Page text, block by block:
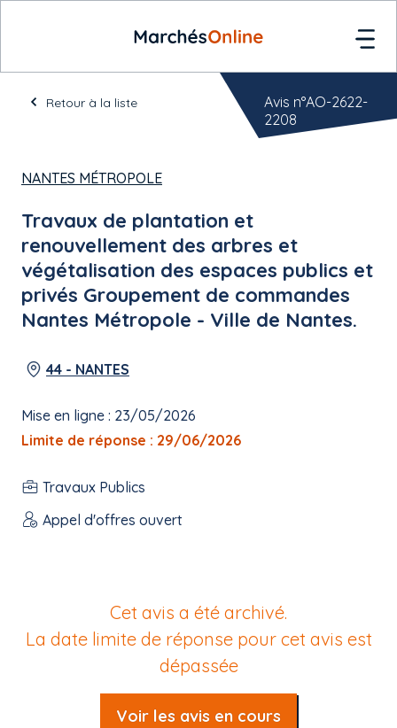
Retour à la liste
NANTES MÉTROPOLE
Travaux de plantation et
renouvellement des arbres et
végétalisation des espaces publics et
privés Groupement de commandes
Nantes Métropole - Ville de Nantes.
44 - NANTES
Mise en ligne : 23/05/2026
Limite de réponse : 29/06/2026
Travaux Publics
Appel d'offres ouvert
Avis n°AO-2622-
2208
Cet avis a été archivé.
La date limite de réponse pour cet avis est
dépassée
Voir les avis en cours